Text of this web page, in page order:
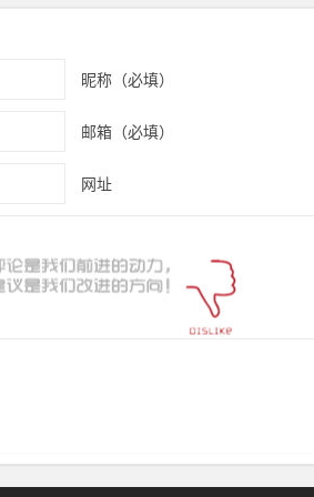
昵称（必填）
邮箱（必填）
网址